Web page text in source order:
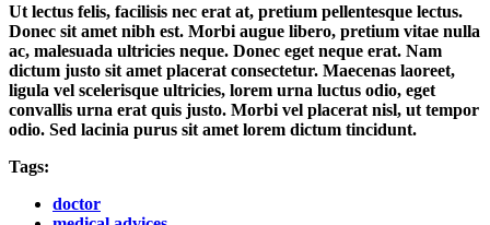
Ut lectus felis, facilisis nec erat at, pretium pellentesque lectus.
Donec sit amet nibh est. Morbi augue libero, pretium vitae nulla
ac, malesuada ultricies neque. Donec eget neque erat. Nam
dictum justo sit amet placerat consectetur. Maecenas laoreet,
ligula vel scelerisque ultricies, lorem urna luctus odio, eget
convallis urna erat quis justo. Morbi vel placerat nisl, ut tempor
odio. Sed lacinia purus sit amet lorem dictum tincidunt.
Tags:
doctor